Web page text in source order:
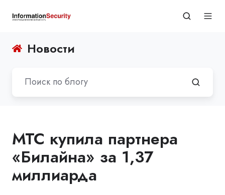
Новости
МТС купила партнера
«Билайна» за 1,37
миллиарда